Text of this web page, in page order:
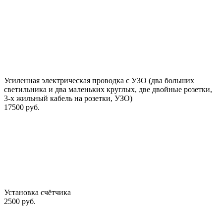
Усиленная электрическая проводка с УЗО (два больших
светильника и два маленьких круглых, две двойные розетки,
3-х жильный кабель на розетки, УЗО)
17500 руб.
Установка счётчика
2500 руб.